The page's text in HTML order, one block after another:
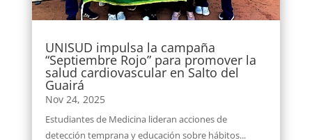
UNISUD impulsa la campaña
“Septiembre Rojo” para promover la
salud cardiovascular en Salto del
Guairá
Nov 24, 2025
Estudiantes de Medicina lideran acciones de
detección temprana y educación sobre hábitos...